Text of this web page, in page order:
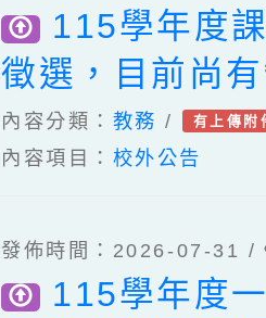
115學年度
徵選，目前尚
名。
內容分類： 教務 / 有上傳附
內容項目： 校外公告
發佈時間：2026-07-31 /
115學年度